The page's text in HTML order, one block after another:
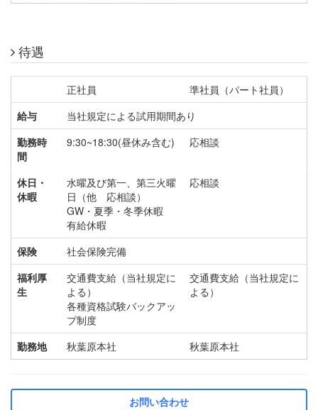
待遇
正社員
準社員（パート社員）
給与
当社規定による試用期間あり
勤務時
間
9:30~18:30(昼休み含む) 応相談
休日・
休暇
水曜及び第一、第三火曜
日（他 応相談）
GW・夏季・冬季休暇
有給休暇
応相談
保険
社会保険完備
福利厚
生
交通費支給（当社規定に
よる）
各種資格試験バックアッ
プ制度
交通費支給（当社規定に
よる）
勤務地 秋葉原本社 秋葉原本社
お問い合わせ